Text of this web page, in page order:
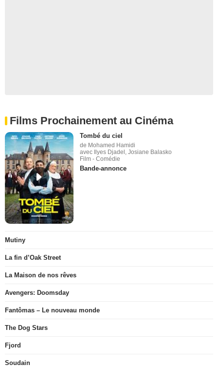
Films Prochainement au Cinéma
Tombé du ciel
de Mohamed Hamidi
avec Ilyes Djadel, Josiane Balasko
Film - Comédie
Bande-annonce
Mutiny
La fin d’Oak Street
La Maison de nos rêves
Avengers: Doomsday
Fantômas – Le nouveau monde
The Dog Stars
Fjord
Soudain